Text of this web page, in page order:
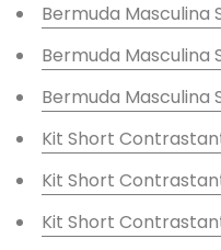
Bermuda Masculina
Bermuda Masculina
Bermuda Masculina
Kit Short
Kit Short
Kit Short